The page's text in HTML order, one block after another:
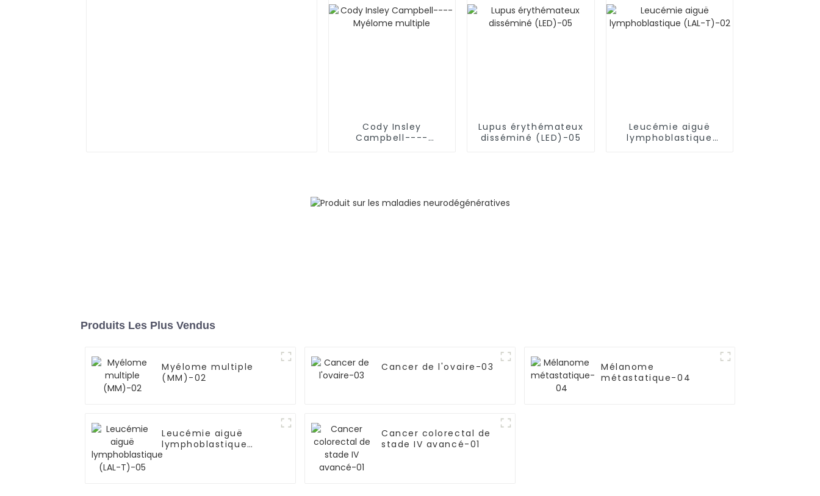
Cody Insley
Campbell----
Lupus érythémateux
disséminé (LED)-05
Leucémie aiguë
lymphoblastique
Produits Les Plus Vendus
Myélome multiple
(MM)-02
Cancer de l'ovaire-03
Mélanome
métastatique-04
Leucémie aiguë
lymphoblastique
(LAL-T)-05
Cancer colorectal de
stade IV avancé-01